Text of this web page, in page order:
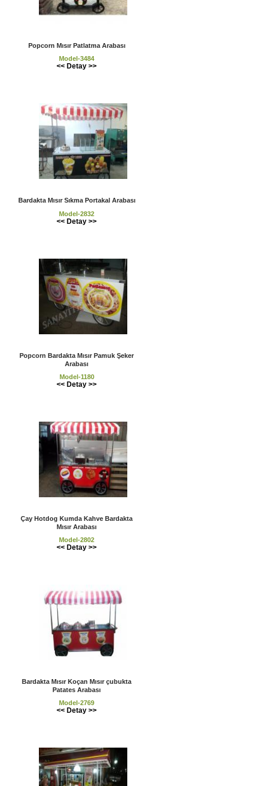
Popcorn Mısır Patlatma Arabası
Model-3484
<< Detay >>
Bardakta Mısır Sıkma Portakal Arabası
Model-2832
<< Detay >>
Popcorn Bardakta Mısır Pamuk Şeker
Arabası
Model-1180
<< Detay >>
Çay Hotdog Kumda Kahve Bardakta
Mısır Arabası
Model-2802
<< Detay >>
Bardakta Mısır Koçan Mısır çubukta
Patates Arabası
Model-2769
<< Detay >>